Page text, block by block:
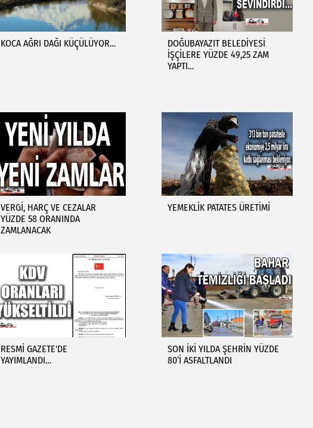
KOCA AĞRI DAĞI KÜÇÜLÜYOR…
DOĞUBAYAZIT BELEDİYESİ
İŞÇİLERE YÜZDE 49,25 ZAM
YAPTI…
VERGİ, HARÇ VE CEZALAR
YÜZDE 58 ORANINDA
ZAMLANACAK
YEMEKLİK PATATES ÜRETİMİ
RESMİ GAZETE'DE
YAYIMLANDI…
SON İKİ YILDA ŞEHRİN YÜZDE
80’İ ASFALTLANDI